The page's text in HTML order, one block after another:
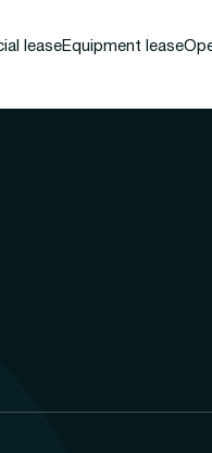
leaseEquipment lease